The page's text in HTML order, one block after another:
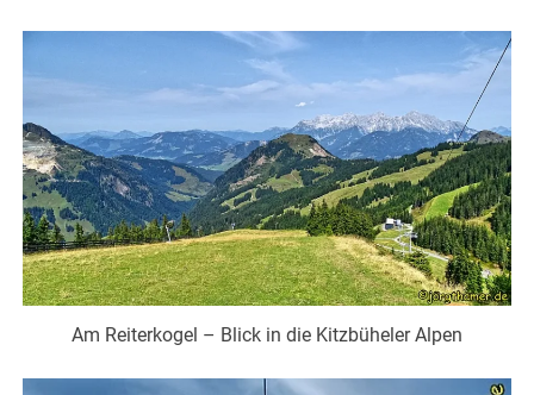
Am Reiterkogel – Blick in die Kitzbüheler Alpen